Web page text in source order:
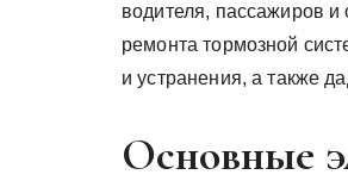
водителя, пассажиров
ремонта тормозной
и устранения, а также
Основные